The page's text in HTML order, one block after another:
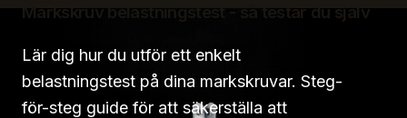
Markskruv belastningstest - så testar du själv
Lär dig hur du utför ett enkelt
belastningstest på dina markskruvar. Steg-
för-steg guide för att säkerställa att